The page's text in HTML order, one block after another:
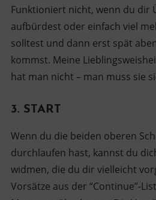
Funktioniert nicht, wenn du dir
aufbürdest oder einfach viel
solltest und dann erst spät
kommst. Meine
hat man nicht – man muss sie
3. START
Wenn du die beiden oberen
durchlaufen hast, kannst du
widmen, die du dir vielleicht
Vorsätze aus der “Continue”-